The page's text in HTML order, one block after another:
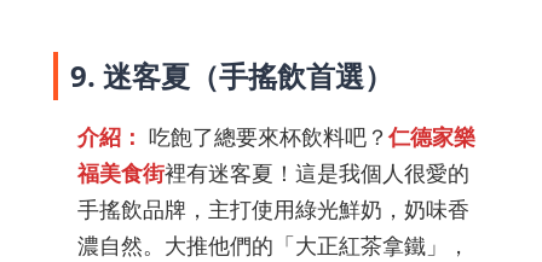
9. 迷客夏（手搖飲首選）
介紹： 吃飽了總要來杯飲料吧？仁德家樂
福美食街裡有迷客夏！這是我個人很愛的
手搖飲品牌，主打使用綠光鮮奶，奶味香
濃自然。大推他們的「大正紅茶拿鐵」，